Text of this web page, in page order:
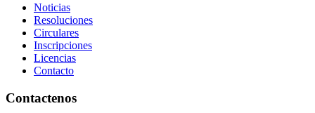
Noticias
Resoluciones
Circulares
Inscripciones
Licencias
Contacto
Contactenos